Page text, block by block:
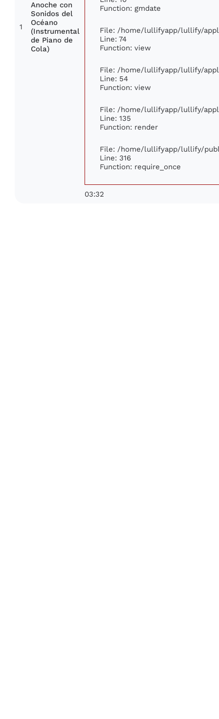
1
Anoche con
Sonidos del
Océano
(Instrumental
de Piano de
Cola)
Function: gmdate
File: /home/lullifyapp/lullify/
Line: 74
Function: view
File: /home/lullifyapp/lullify/
Line: 54
Function: view
File: /home/lullifyapp/lullify/
Line: 135
Function: render
File: /home/lullifyapp/lullify/
Line: 316
Function: require_once
03:32